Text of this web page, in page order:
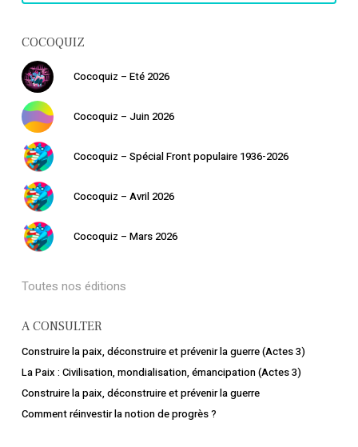
COCOQUIZ
Cocoquiz – Eté 2026
Cocoquiz – Juin 2026
Cocoquiz – Spécial Front populaire 1936-2026
Cocoquiz – Avril 2026
Cocoquiz – Mars 2026
Toutes nos éditions
A CONSULTER
Construire la paix, déconstruire et prévenir la guerre (Actes 3)
La Paix : Civilisation, mondialisation, émancipation (Actes 3)
Construire la paix, déconstruire et prévenir la guerre
Comment réinvestir la notion de progrès ?